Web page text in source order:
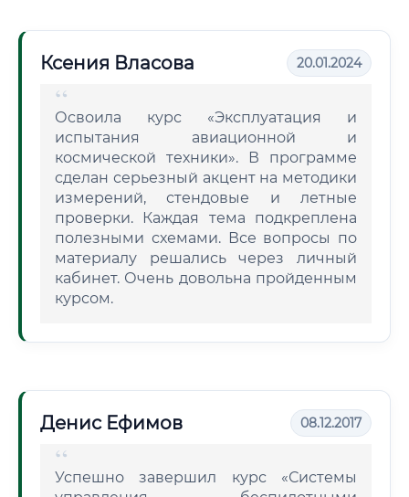
Ксения Власова 20.01.2024
Освоила курс «Эксплуатация и
испытания авиационной и
космической техники». В программе
сделан серьезный акцент на методики
измерений, стендовые и летные
проверки. Каждая тема подкреплена
полезными схемами. Все вопросы по
материалу решались через личный
кабинет. Очень довольна пройденным
курсом.
Денис Ефимов 08.12.2017
Успешно завершил курс «Системы